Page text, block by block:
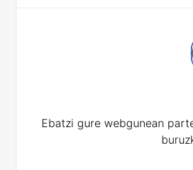
Ebatzi gure webgunean